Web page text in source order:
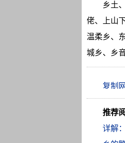
乡土
佬、上山
温柔乡、
城乡、乡
推荐
详解